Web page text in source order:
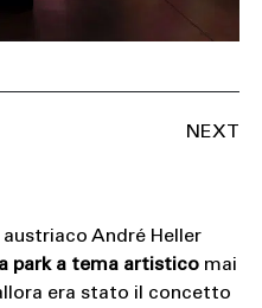
André Heller
park a tema artisticomai
era stato il concetto